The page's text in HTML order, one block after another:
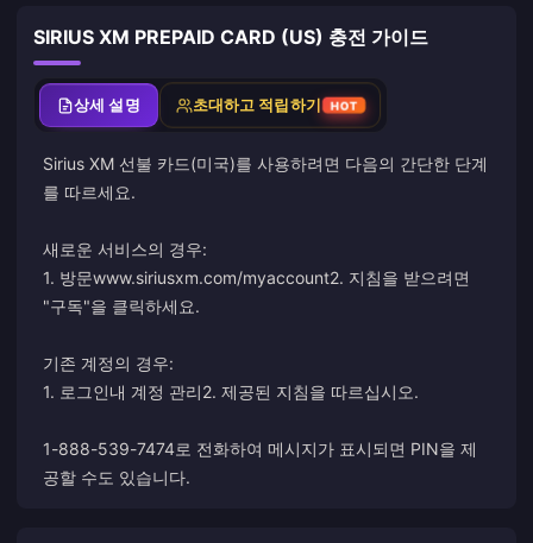
SIRIUS XM PREPAID CARD (US) 충전 가이드
상세 설명 초대하고 적립하기 HOT
Sirius XM 선불 카드(미국)를 사용하려면 다음의 간단한 단계
를 따르세요.
새로운 서비스의 경우:
1. 방문www.siriusxm.com/myaccount2. 지침을 받으려면
"구독"을 클릭하세요.
기존 계정의 경우:
1. 로그인내 계정 관리2. 제공된 지침을 따르십시오.
1-888-539-7474로 전화하여 메시지가 표시되면 PIN을 제
공할 수도 있습니다.